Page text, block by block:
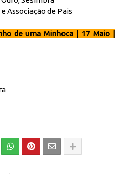
Associação de Pais
de uma Minhoca | 17 Maio |